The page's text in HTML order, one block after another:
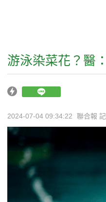
游泳染菜花？醫
2024-07-04 09:34:22 聯合報